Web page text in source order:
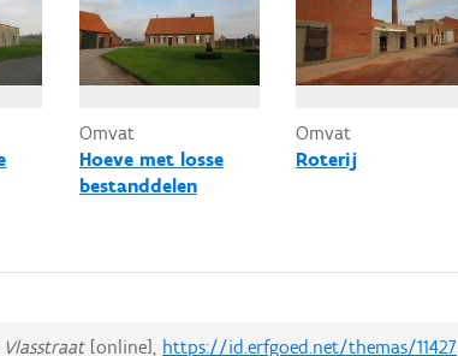
Omvat
Hoeve met losse
bestanddelen
Omvat
Roterij
Vlasstraat[online], https://id.erfgoed.net/themas/11427